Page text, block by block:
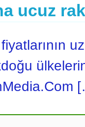
ucuz
fiyatlarının